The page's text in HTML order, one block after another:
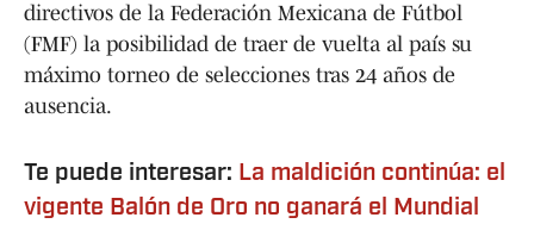
directivos de la Federación Mexicana de Fútbol
(FMF) la posibilidad de traer de vuelta al país su
máximo torneo de selecciones tras 24 años de
ausencia.
Te puede interesar: La maldición continúa: el
vigente Balón de Oro no ganará el Mundial